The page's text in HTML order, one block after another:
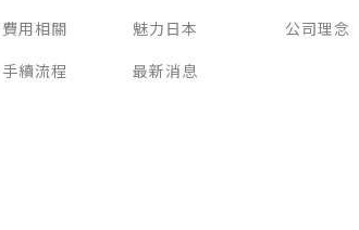
費用相關
手續流程
魅力日本
最新消息
公司理念